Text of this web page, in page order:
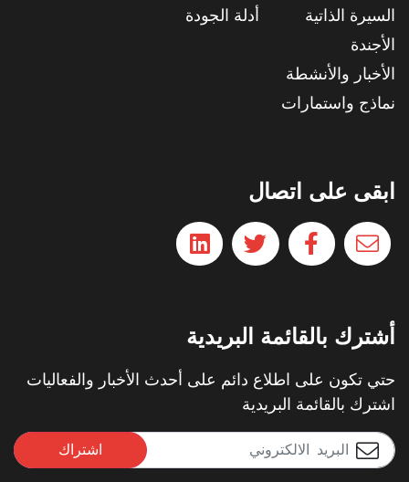
السيرة الذاتية
الأجندة
الأخبار والأنشطة
نماذج واستمارات
أدلة الجودة
ابقى على اتصال
أشترك بالقائمة البريدية
حتي تكون على اطلاع دائم على أحدث الأخبار والفعاليات
اشترك بالقائمة البريدية
اشتراك